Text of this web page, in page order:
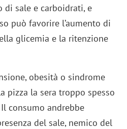
di sale e carboidrati, e
può favorire l’aumento di
glicemia e la ritenzione
obesità o sindrome
pizza la sera troppo spesso
consumo andrebbe
del sale, nemico del